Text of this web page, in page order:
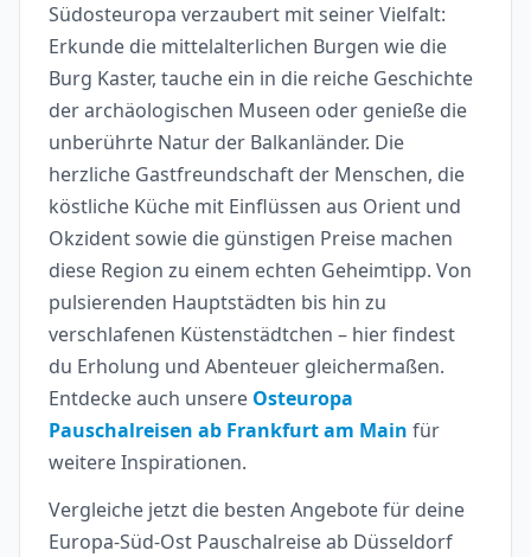
Südosteuropa verzaubert mit seiner Vielfalt:
Erkunde die mittelalterlichen Burgen wie die
Burg Kaster, tauche ein in die reiche Geschichte
der archäologischen Museen oder genieße die
unberührte Natur der Balkanländer. Die
herzliche Gastfreundschaft der Menschen, die
köstliche Küche mit Einflüssen aus Orient und
Okzident sowie die günstigen Preise machen
diese Region zu einem echten Geheimtipp. Von
pulsierenden Hauptstädten bis hin zu
verschlafenen Küstenstädtchen – hier findest
du Erholung und Abenteuer gleichermaßen.
Entdecke auch unsere Osteuropa
Pauschalreisen ab Frankfurt am Main für
weitere Inspirationen.
Vergleiche jetzt die besten Angebote für deine
Europa-Süd-Ost Pauschalreise ab Düsseldorf